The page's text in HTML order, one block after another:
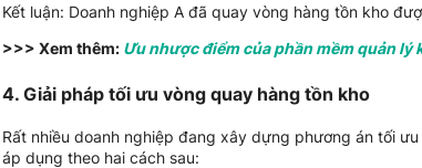
Kết luận: Doanh nghiệp A đã quay vòng hàng tồn kho
>>> Xem thêm: Ưu nhược điểm của phần mềm quản lý
4. Giải pháp tối ưu vòng quay hàng tồn kho
Rất nhiều doanh nghiệp đang xây dựng phương án tối
áp dụng theo hai cách sau: